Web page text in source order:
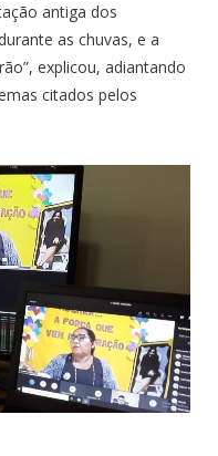
antiga dos
as chuvas, e a
explicou, adiantando
citados pelos